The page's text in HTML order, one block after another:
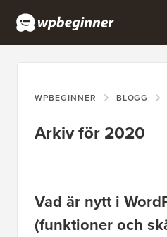
WPBEGINNER BLOGG
Arkiv för 2020
Vad är nytt i
(funktioner och